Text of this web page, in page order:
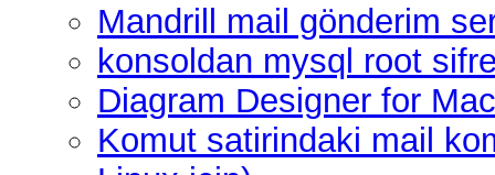
Mandrill mail gönderim
konsoldan mysql root
Diagram Designer for
Komut satirindaki mail